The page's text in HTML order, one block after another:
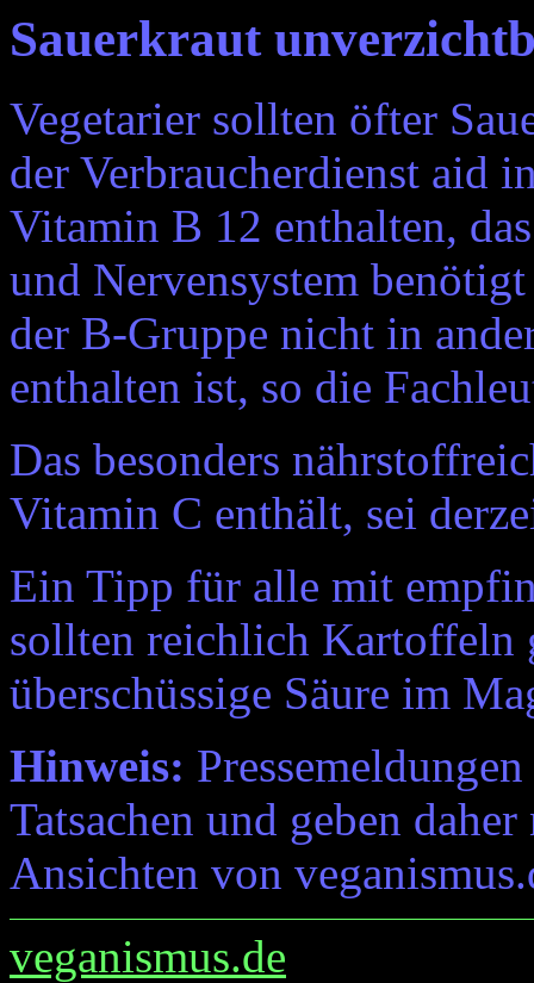
Sauerkraut
Vegetarier sollten öfter
der Verbraucherdienst aid
Vitamin B 12 enthalten,
und Nervensystem
der B-Gruppe nicht in
enthalten ist, so die
Das besonders
Vitamin C enthält, sei
Ein Tipp für alle mit
sollten reichlich Kartoffeln
überschüssige Säure im
Hinweis:
Tatsachen und geben
Ansichten von
veganismus.de